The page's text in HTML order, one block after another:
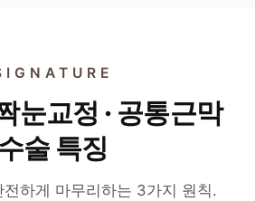
눈교정 · 공통근막
수술 특징
하게 마무리하는 3가지 원칙.